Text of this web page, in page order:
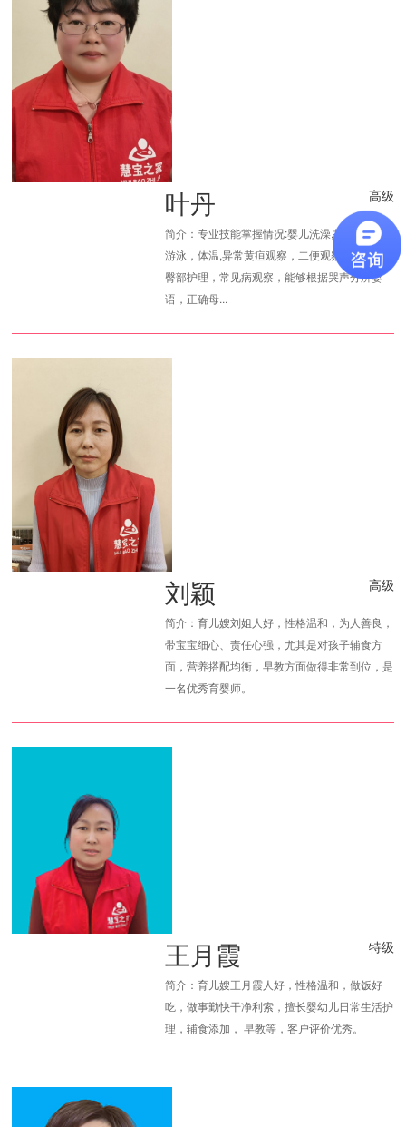
叶丹 高级
简介：专业技能掌握情况:婴儿洗澡,抚触，按摩,
游泳，体温,异常黄疸观察，二便观察,脐部消毒,
臀部护理，常见病观察，能够根据哭声分辨婴
语，正确母...
刘颖 高级
简介：育儿嫂刘姐人好，性格温和，为人善良，
带宝宝细心、责任心强，尤其是对孩子辅食方
面，营养搭配均衡，早教方面做得非常到位，是
一名优秀育婴师。
王月霞 特级
简介：育儿嫂王月霞人好，性格温和，做饭好
吃，做事勤快干净利索，擅长婴幼儿日常生活护
理，辅食添加， 早教等，客户评价优秀。